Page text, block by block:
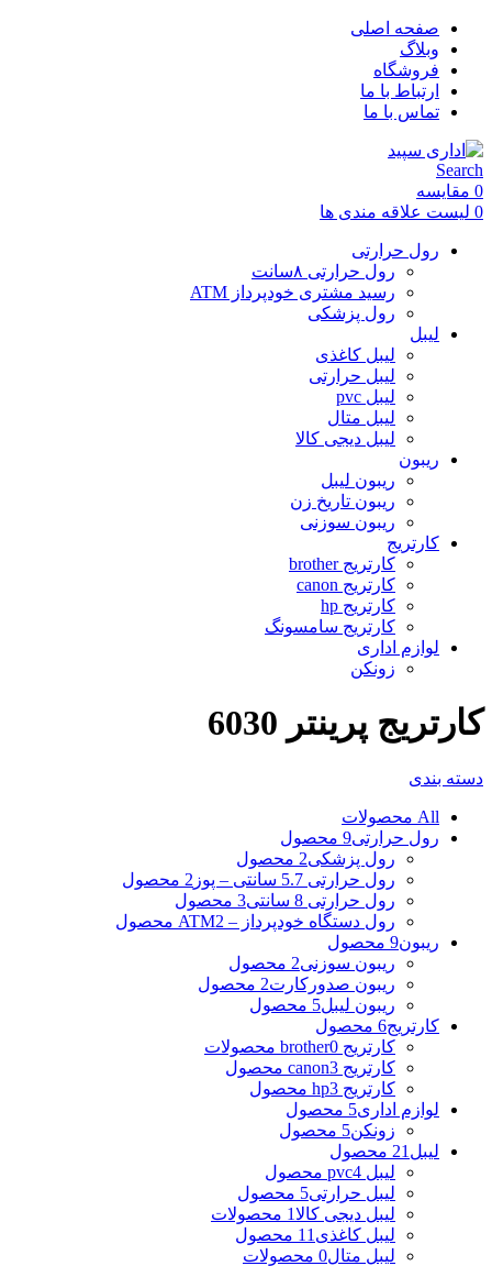
صفحه اصلی
وبلاگ
فروشگاه
ارتباط با ما
تماس با ما
Search
0 مقایسه
0 لیست علاقه مندی ها
رول حرارتی
رول حرارتی ۸سانت
رسید مشتری خودپرداز ATM
رول پزشکی
لیبل
لیبل کاغذی
لیبل حرارتی
لیبل pvc
لیبل متال
لیبل دیجی کالا
ریبون
ریبون لیبل
ریبون تاریخ زن
ریبون سوزنی
کارتریج
کارتریج brother
کارتریج canon
کارتریج hp
کارتریج سامسونگ
لوازم اداری
زونکن
کارتریج پرینتر 6030
دسته بندی
All محصولات
رول حرارتی9 محصول
رول پزشکی2 محصول
رول حرارتی 5.7 سانتی – پوز
2 محصول
رول حرارتی 8 سانتی
3 محصول
رول دستگاه خودپرداز – ATM 2 محصول
ریبون9 محصول
ریبون سوزنی2 محصول
ریبون صدورکارت2 محصول
ریبون لیبل5 محصول
کارتریج6 محصول
کارتریج brother 0 محصولات
کارتریج canon 3 محصول
کارتریج hp 3 محصول
لوازم اداری5 محصول
زونکن5 محصول
لیبل 21 محصول
لیبل pvc 4 محصول
لیبل حرارتی5 محصول
لیبل دیجی کالا1 محصولات
لیبل کاغذی 11 محصول
لیبل متال0 محصولات